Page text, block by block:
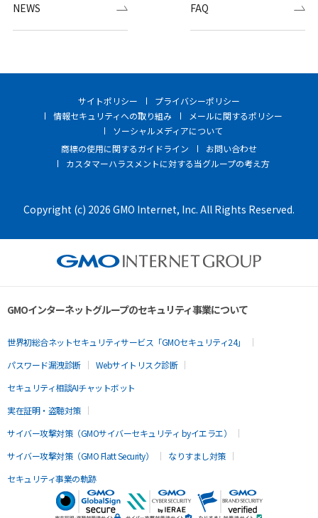
NEWS FAQ
サイトポリシー
プライバシーポリシー
情報セキュリティへの取り組み
メールに関するポリシー
ソーシャルメディアについて
商標の使用に関するガイドライン
お問い合わせ
カスタマーハラスメントに対する当グループの考え方
Copyright (c) 2026 GMO Internet, Inc. All Rights Reserved.
GMOインターネットグループのセキュリティ事業について
世界初総合ネットセキュリティサービス「GMOセキュリティ24」
パスワード漏洩診断
Webサイトリスク診断
セキュリティ相談AIチャットボット
実在証明・盗聴対策
サイバー攻撃対策（GMOサイバーセキュリティ byイエラエ）
サイバー攻撃対策（GMO Flatt Security）
なりすまし対策
セキュリティ事業の軌跡